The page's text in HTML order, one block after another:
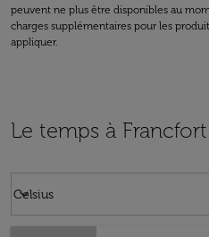
peuvent ne plus être disponibles au
charges supplémentaires pour les
appliquer.
Le temps à Francfort
Celsius
keyboard_arrow_down